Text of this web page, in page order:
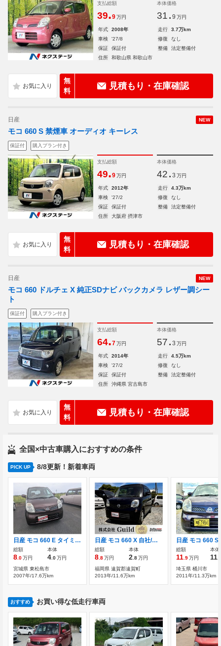
支払総額
39.9 万円
本体価格
31. 9 万円
年式 2008年 走行
3.7万km
車検
'27/8 修復
なし
保証
保証付 整備
法定整備付
住所
和歌山県 和歌山市
無
料
見積もり・在庫確認
NEW
日産
モコ 660 S 禁煙車 オーディオ キーレス
保証付 購入プラン付き
支払総額
49.9 万円
本体価格
42. 3 万円
年式 2012年 走行
4.3万km
車検
'27/2 修復
なし
保証
保証付 整備
法定整備付
住所
大阪府 摂津市
無
料
見積もり・在庫確認
NEW
日産
モコ 660 ドルチェ X 純正SDナビ バックカメラ レザー調シー
ト
保証付 購入プラン付き
支払総額
64.7 万円
本体価格
57. 3 万円
年式 2014年 走行
4.5万km
車検
'27/2 修復
なし
保証
保証付 整備
法定整備付
住所
沖縄県 宮古島市
無
料
見積もり・在庫確認
全国×中古車購入におすすめの条件
PICK UP 8/8更新！新着車両
日産 モコ 660 E タイミングチェーン
総額
8 .0万円
本体
4 .0万円
宮城県 東松島市
2007年/17.6万km
日産 モコ 660 X 自社/ローン/対応/福岡/北九州/エアコン/キ
総額
8 .8万円
本体
2 .8万円
福岡県 遠賀郡遠賀町
2013年/11.6万km
総額
11 .9万円
本体
11
埼玉県 桶川市
2011年/11.3万km
おすすめ お買い得な低走行車両